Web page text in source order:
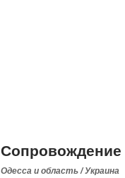
Сопровождение
Одесса и область / Украина